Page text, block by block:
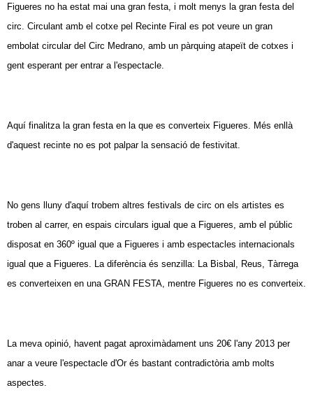
Figueres no ha estat mai una gran festa, i molt menys la gran festa del
circ. Circulant amb el cotxe pel Recinte Firal es pot veure un gran
embolat circular del Circ Medrano, amb un pàrquing atapeït de cotxes i
gent esperant per entrar a l'espectacle.
Aquí finalitza la gran festa en la que es converteix Figueres. Més enllà
d'aquest recinte no es pot palpar la sensació de festivitat.
No gens lluny d'aquí trobem altres festivals de circ on els artistes es
troben al carrer, en espais circulars igual que a Figueres, amb el públic
disposat en 360º igual que a Figueres i amb espectacles internacionals
igual que a Figueres. La diferència és senzilla: La Bisbal, Reus, Tàrrega
es converteixen en una GRAN FESTA, mentre Figueres no es converteix.
La meva opinió, havent pagat aproximàdament uns 20€ l'any 2013 per
anar a veure l'espectacle d'Or és bastant contradictòria amb molts
aspectes.